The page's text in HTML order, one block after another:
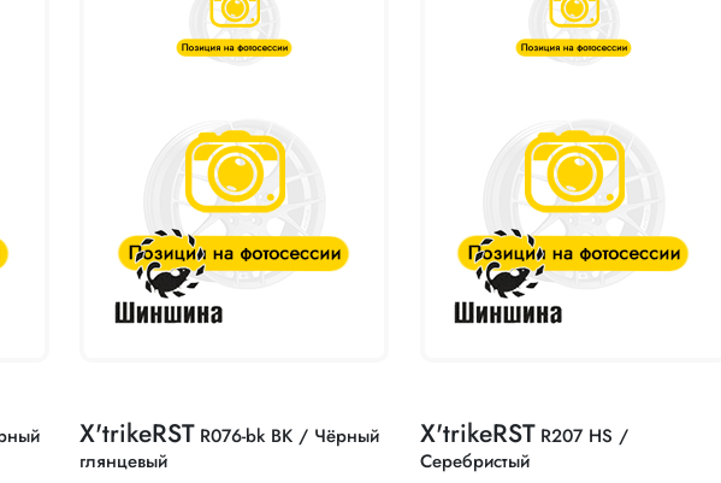
X'trikeRST R076-bk BK / Чёрный
глянцевый
X'trikeRST R207 HS /
Серебристый